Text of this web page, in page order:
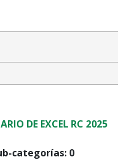
DE EXCEL RC 2025
categorías: 0